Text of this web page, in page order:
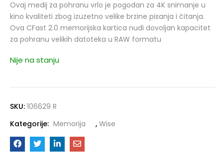
Ovaj medij za pohranu vrlo je pogodan za 4K snimanje u
kino kvaliteti zbog izuzetno velike brzine pisanja i čitanja.
Ova CFast 2.0 memorijska kartica nudi dovoljan kapacitet
za pohranu velikih datoteka u RAW formatu
Nije na stanju
SKU: 106629 R
Kategorije: Memorija , Wise